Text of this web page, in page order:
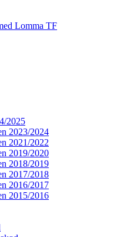
Lomma TF
2025
2023/2024
2021/2022
2019/2020
2018/2019
2017/2018
2016/2017
2015/2016